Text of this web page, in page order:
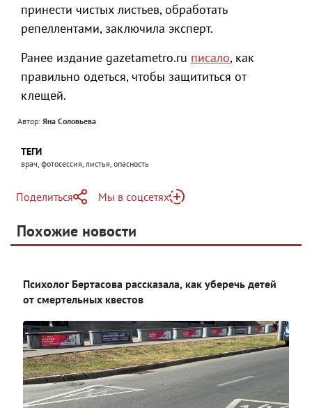
принести чистых листьев, обработать
репеллентами, заключила эксперт.
Ранее издание gazetametro.ru писало, как
правильно одеться, чтобы защититься от
клещей.
Автор: Яна Соловьева
ТЕГИ
врач, фотосессия, листья, опасность
Поделиться
Telegram
Одноклассники
Мы в соцсетях
Яндекс Дзен
Похожие новости
Психолог Бертасова рассказала, как уберечь детей
от смертельных квестов